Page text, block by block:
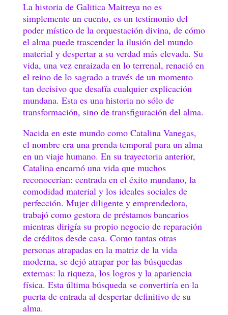
La historia de Galitica Maitreya no es
simplemente un cuento, es un testimonio del
poder místico de la orquestación divina, de cómo
el alma puede trascender la ilusión del mundo
material y despertar a su verdad más elevada. Su
vida, una vez enraizada en lo terrenal, renació en
el reino de lo sagrado a través de un momento
tan decisivo que desafía cualquier explicación
mundana. Esta es una historia no sólo de
transformación, sino de transfiguración del alma.
Nacida en este mundo como Catalina Vanegas,
el nombre era una prenda temporal para un alma
en un viaje humano. En su trayectoria anterior,
Catalina encarnó una vida que muchos
reconocerían: centrada en el éxito mundano, la
comodidad material y los ideales sociales de
perfección. Mujer diligente y emprendedora,
trabajó como gestora de préstamos bancarios
mientras dirigía su propio negocio de reparación
de créditos desde casa. Como tantas otras
personas atrapadas en la matriz de la vida
moderna, se dejó atrapar por las búsquedas
externas: la riqueza, los logros y la apariencia
física. Esta última búsqueda se convertiría en la
puerta de entrada al despertar definitivo de su
alma.